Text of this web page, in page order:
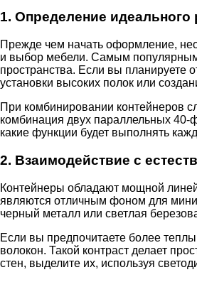
1. Определение идеального
Прежде чем начать оформление,
и выбор мебели. Самым популярным
пространства. Если вы планируете
установки высоких полок или
При комбинировании контейнеров
комбинация двух параллельных 40-
какие функции будет выполнять
2. Взаимодействие с
Контейнеры обладают мощной
являются отличным фоном для
черный металл или светлая
Если вы предпочитаете более
волокон. Такой контраст делает
стен, выделите их, используя